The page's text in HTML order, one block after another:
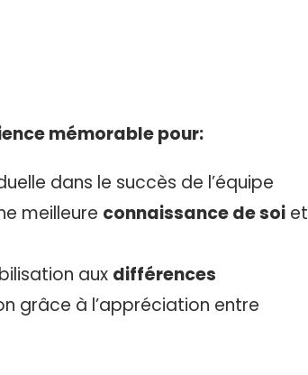
mémorable pour:
dans le succès de l’équipe
meilleure connaissance de soiet
aux différences
grâce à l’appréciation entre